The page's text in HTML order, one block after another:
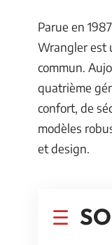
Parue en
Wrangler est
commun.
quatrième
confort, de
modèles
et design.